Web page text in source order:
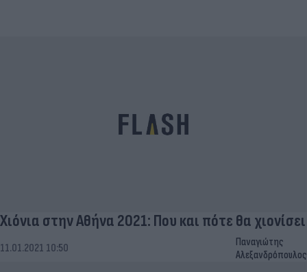
Χιόνια στην Αθήνα 2021: Που και πότε θα χιονίσει
11.01.2021 10:50
Παναγιώτης
Αλεξανδρόπουλος